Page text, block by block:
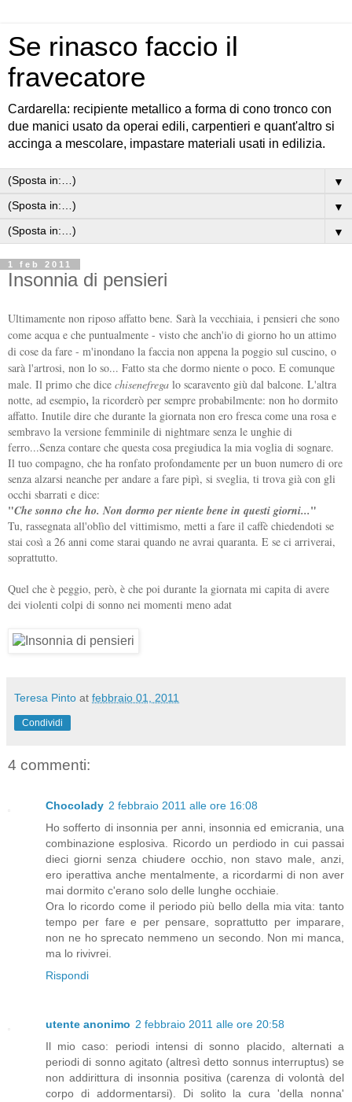
Se rinasco faccio il
fravecatore
Cardarella: recipiente metallico a forma di cono tronco con
due manici usato da operai edili, carpentieri e quant'altro si
accinga a mescolare, impastare materiali usati in edilizia.
▼
▼
▼
1 feb 2011
Insonnia di pensieri
Ultimamente non riposo affatto bene. Sarà la vecchiaia, i pensieri che sono
come acqua e che puntualmente - visto che anch'io di giorno ho un attimo
di cose da fare - m'inondano la faccia non appena la poggio sul cuscino, o
sarà l'artrosi, non lo so... Fatto sta che dormo niente o poco. E comunque
male. Il primo che dice chisenefrega lo scaravento giù dal balcone. L'altra
notte, ad esempio, la ricorderò per sempre probabilmente: non ho dormito
affatto. Inutile dire che durante la giornata non ero fresca come una rosa e
sembravo la versione femminile di nightmare senza le unghie di
ferro...Senza contare che questa cosa pregiudica la mia voglia di sognare.
Il tuo compagno, che ha ronfato profondamente per un buon numero di ore
senza alzarsi neanche per andare a fare pipì, si sveglia, ti trova già con gli
occhi sbarrati e dice:
"Che sonno che ho. Non dormo per niente bene in questi giorni..."
Tu, rassegnata all'oblìo del vittimismo, metti a fare il caffè chiedendoti se
stai così a 26 anni come starai quando ne avrai quaranta. E se ci arriverai,
soprattutto.
Quel che è peggio, però, è che poi durante la giornata mi capita di avere
dei violenti colpi di sonno nei momenti meno adat
Teresa Pinto at febbraio 01, 2011
Condividi
4 commenti:
Chocolady 2 febbraio 2011 alle ore 16:08
Ho sofferto di insonnia per anni, insonnia ed emicrania, una
combinazione esplosiva. Ricordo un perdiodo in cui passai
dieci giorni senza chiudere occhio, non stavo male, anzi,
ero iperattiva anche mentalmente, a ricordarmi di non aver
mai dormito c'erano solo delle lunghe occhiaie.
Ora lo ricordo come il periodo più bello della mia vita: tanto
tempo per fare e per pensare, soprattutto per imparare,
non ne ho sprecato nemmeno un secondo. Non mi manca,
ma lo rivivrei.
Rispondi
utente anonimo 2 febbraio 2011 alle ore 20:58
Il mio caso: periodi intensi di sonno placido, alternati a
periodi di sonno agitato (altresì detto sonnus interruptus) se
non addirittura di insonnia positiva (carenza di volontà del
corpo di addormentarsi). Di solito la cura 'della nonna'